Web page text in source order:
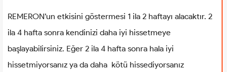
REMERON’un etkisini göstermesi 1 ila 2 haftayı alacaktır. 2
ila 4 hafta sonra kendinizi daha iyi hissetmeye
başlayabilirsiniz. Eğer 2 ila 4 hafta sonra hala iyi
hissetmiyorsanız ya da daha kötü hissediyorsanız